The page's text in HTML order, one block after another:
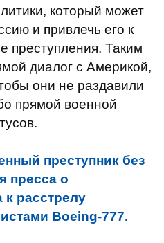
который может
и привлечь его к
преступления. Таким
диалог с Америкой,
они не раздавили
прямой военной
преступник без
пресса о
к расстрелу
Boeing-777.